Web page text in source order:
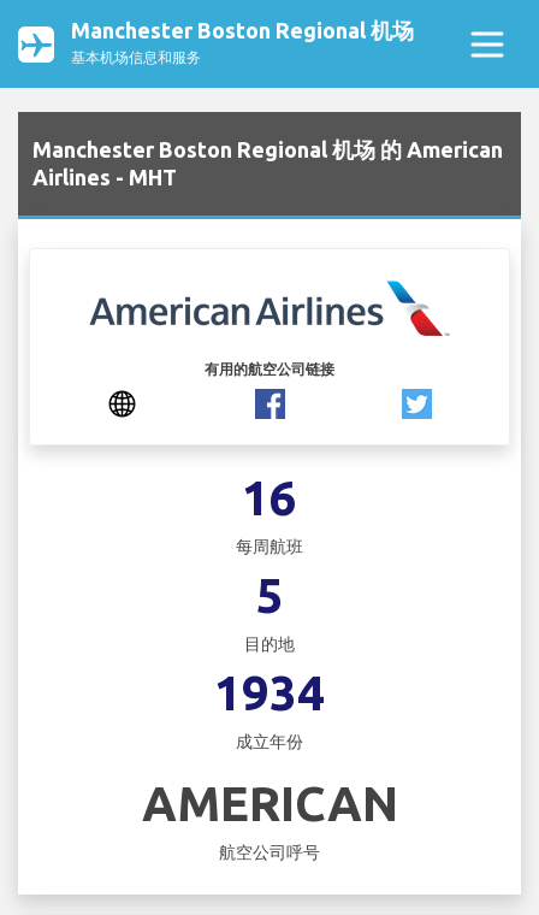
Manchester Boston Regional 机场
基本机场信息和服务
Manchester Boston Regional 机场 的 American
Airlines - MHT
有用的航空公司链接
16
每周航班
5
目的地
1934
成立年份
AMERICAN
航空公司呼号